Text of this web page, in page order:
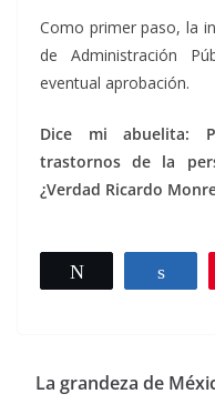
Como primer paso, la
de Administración
eventual aprobación.
Dice mi abuelita:
trastornos de la
¿Verdad Ricardo
La grandeza de